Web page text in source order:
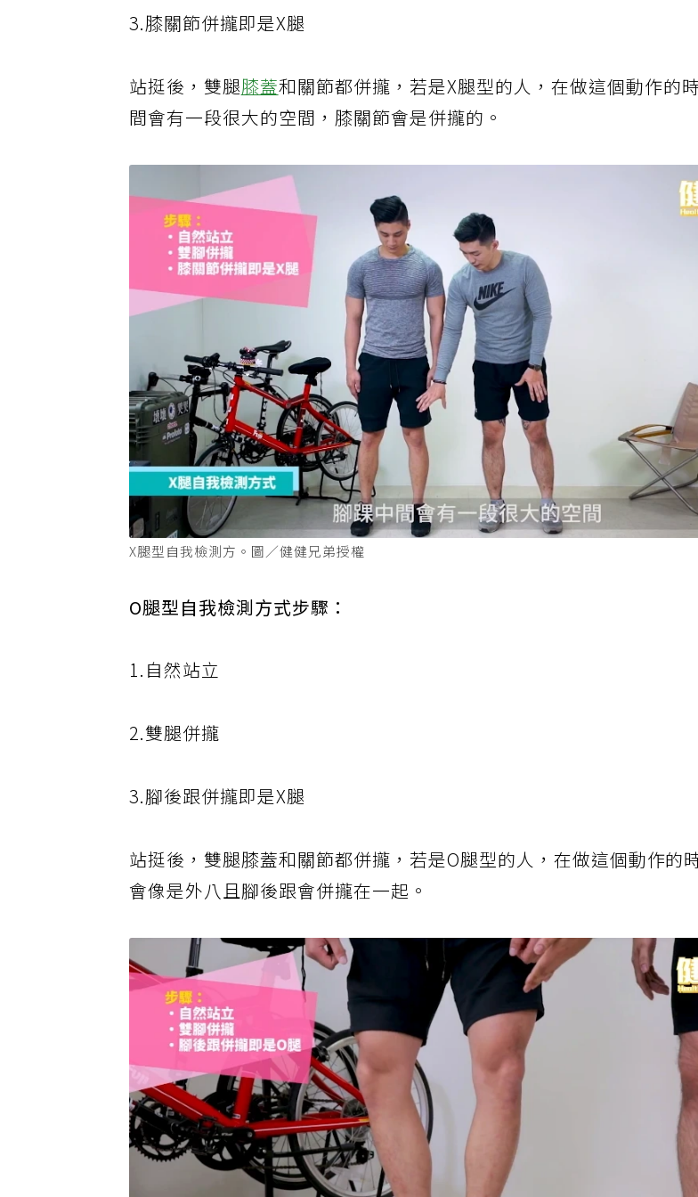
3.膝關節併攏即是X腿
站挺後，雙腿膝蓋和關節都併攏，若是X腿型的人，在做這個動作的
間會有一段很大的空間，膝關節會是併攏的。
X腿型自我檢測方。圖／健健兄弟授權
O腿型自我檢測方式步驟：
1.自然站立
2.雙腿併攏
3.腳後跟併攏即是X腿
站挺後，雙腿膝蓋和關節都併攏，若是O腿型的人，在做這個動作的
會像是外八且腳後跟會併攏在一起。